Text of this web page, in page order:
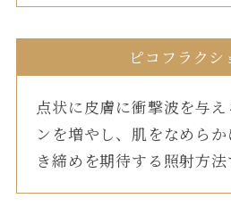
ピコフラクシ
点状に皮膚に衝撃波を与
ンを増やし、肌をなめら
き締めを期待する照射方法